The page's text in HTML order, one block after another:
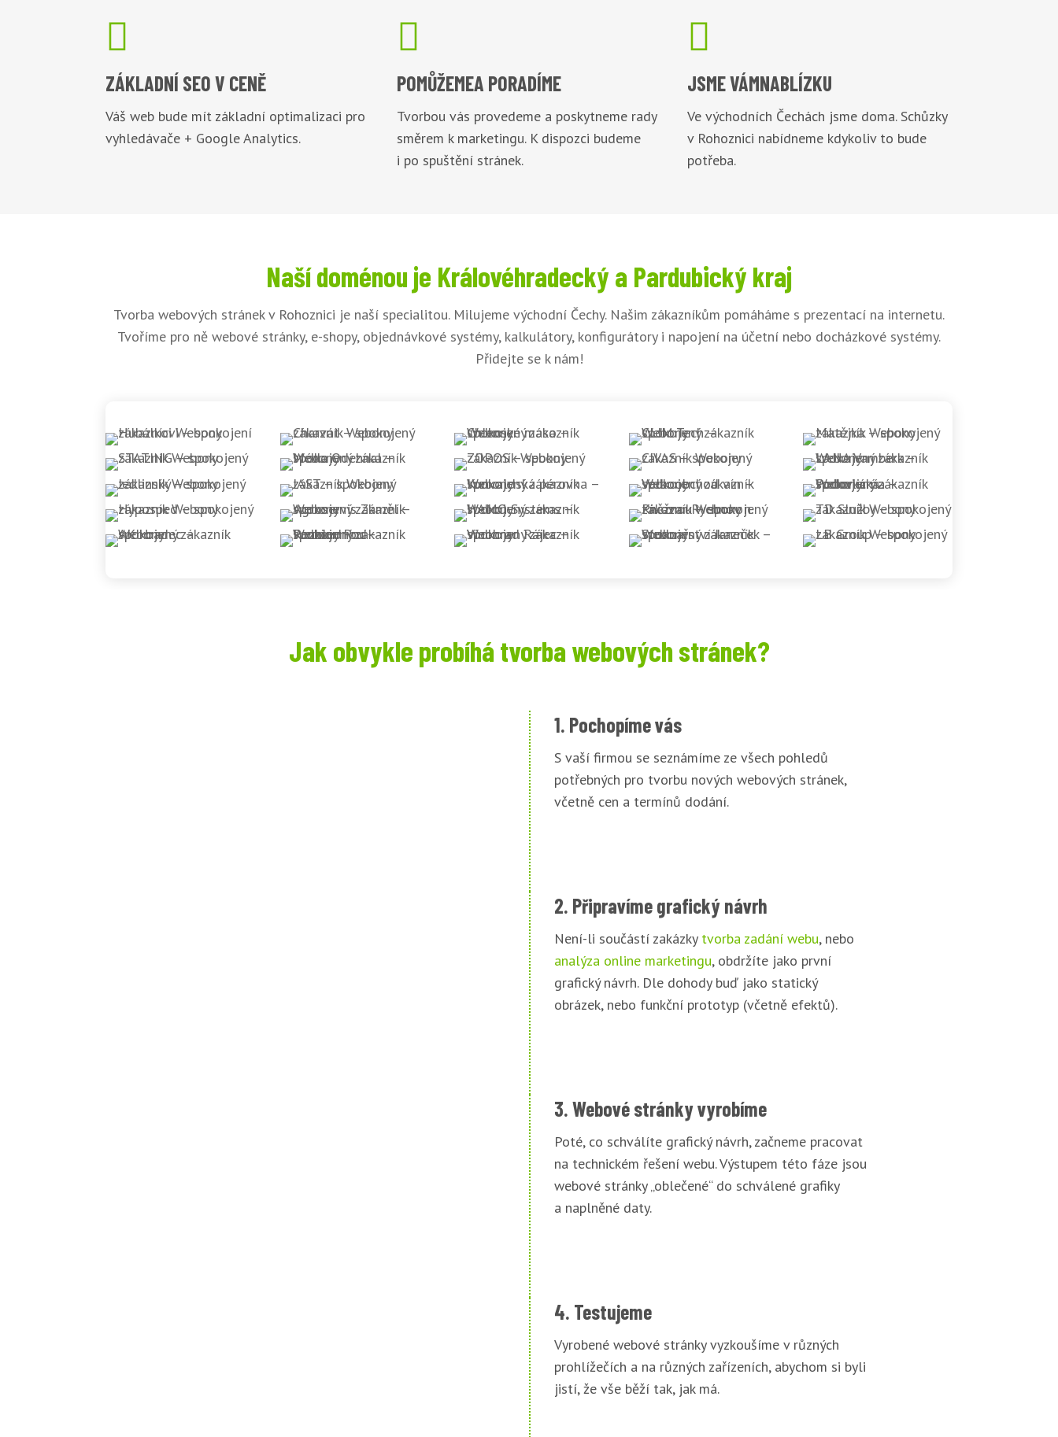

ZÁKLADNÍ SEO V CENĚ
Váš web bude mít základní optimalizaci pro
vyhledávače + Google Analytics.

POMŮŽEMEA PORADÍME
Tvorbou vás provedeme a poskytneme rady
směrem k marketingu. K dispozci budeme
i po spuštění stránek.

JSME VÁMNABLÍZKU
Ve východních Čechách jsme doma. Schůzky
v Rohoznici nabídneme kdykoliv to bude
potřeba.
Naší doménou je Královéhradecký a Pardubický kraj
Tvorba webových stránek v Rohoznici je naší specialitou. Milujeme východní Čechy. Našim zákazníkům pomáháme s prezentací na internetu.
Tvoříme pro ně webové stránky, e-shopy, objednávkové systémy, kalkulátory, konfigurátory i napojení na účetní nebo docházkové systémy.
Přidejte se k nám!
Jak obvykle probíhá tvorba webových stránek?
1. Pochopíme vás
S vaší firmou se seznámíme ze všech pohledů
potřebných pro tvorbu nových webových stránek,
včetně cen a termínů dodání.
2. Připravíme grafický návrh
Není-li součástí zakázky tvorba zadání webu, nebo
analýza online marketingu, obdržíte jako první
grafický návrh. Dle dohody buď jako statický
obrázek, nebo funkční prototyp (včetně efektů).
3. Webové stránky vyrobíme
Poté, co schválíte grafický návrh, začneme pracovat
na technickém řešení webu. Výstupem této fáze jsou
webové stránky „oblečené“ do schválené grafiky
a naplněné daty.
4. Testujeme
Vyrobené webové stránky vyzkoušíme v různých
prohlížečích a na různých zařízeních, abychom si byli
jistí, že vše běží tak, jak má.